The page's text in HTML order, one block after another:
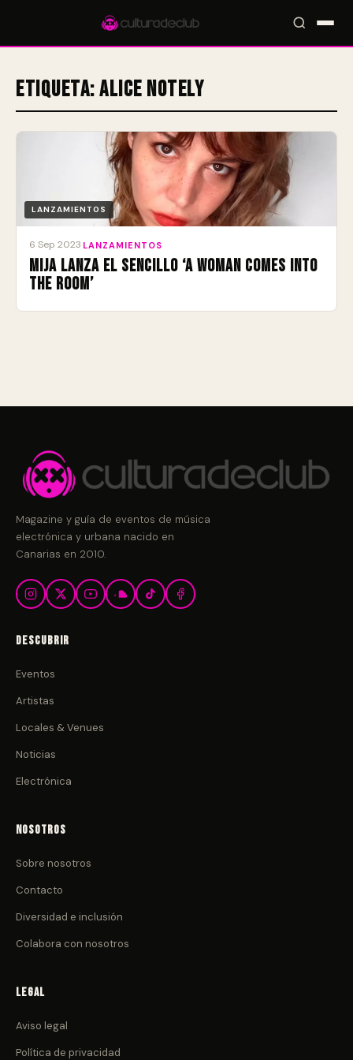
Accesos rápidos:🎪 Eventos🎤 Artistas📍 Locales📰 Magazine
Etiqueta:Alice Notely
LANZAMIENTOS
6 Sep 2023 LANZAMIENTOS
Mija lanza el sencillo ‘A Woman Comes Into
The Room’
Magazine y guía de eventos de música
electrónica y urbana nacido en
Canarias en 2010.
Descubrir
Eventos
Artistas
Locales & Venues
Noticias
Electrónica
Nosotros
Sobre nosotros
Contacto
Diversidad e inclusión
Colabora con nosotros
Legal
Aviso legal
Política de privacidad